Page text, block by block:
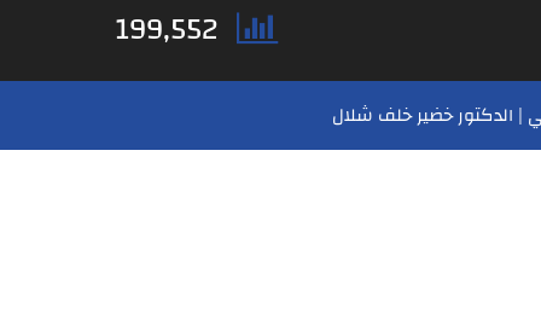
199,552
| الدكتور خضير خلف شلال